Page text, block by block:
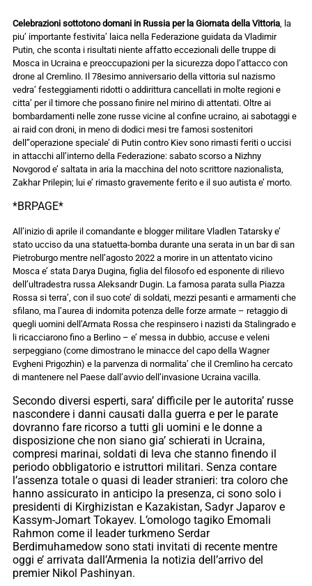
Celebrazioni sottotono domani in Russia per la Giornata della Vittoria , la
piu’ importante festivita’ laica nella Federazione guidata da Vladimir
Putin, che sconta i risultati niente affatto eccezionali delle truppe di
Mosca in Ucraina e preoccupazioni per la sicurezza dopo l’attacco con
drone al Cremlino. Il 78esimo anniversario della vittoria sul nazismo
vedra’ festeggiamenti ridotti o addirittura cancellati in molte regioni e
citta’ per il timore che possano finire nel mirino di attentati. Oltre ai
bombardamenti nelle zone russe vicine al confine ucraino, ai sabotaggi e
ai raid con droni, in meno di dodici mesi tre famosi sostenitori
dell”operazione speciale’ di Putin contro Kiev sono rimasti feriti o uccisi
in attacchi all’interno della Federazione: sabato scorso a Nizhny
Novgorod e’ saltata in aria la macchina del noto scrittore nazionalista,
Zakhar Prilepin; lui e’ rimasto gravemente ferito e il suo autista e’ morto.
*BRPAGE*
All’inizio di aprile il comandante e blogger militare Vladlen Tatarsky e’
stato ucciso da una statuetta-bomba durante una serata in un bar di san
Pietroburgo mentre nell’agosto 2022 a morire in un attentato vicino
Mosca e’ stata Darya Dugina, figlia del filosofo ed esponente di rilievo
dell’ultradestra russa Aleksandr Dugin. La famosa parata sulla Piazza
Rossa si terra’, con il suo cote’ di soldati, mezzi pesanti e armamenti che
sfilano, ma l’aurea di indomita potenza delle forze armate – retaggio di
quegli uomini dell’Armata Rossa che respinsero i nazisti da Stalingrado e
li ricacciarono fino a Berlino – e’ messa in dubbio, accuse e veleni
serpeggiano (come dimostrano le minacce del capo della Wagner
Evgheni Prigozhin) e la parvenza di normalita’ che il Cremlino ha cercato
di mantenere nel Paese dall’avvio dell’invasione Ucraina vacilla.
Secondo diversi esperti, sara’ difficile per le autorita’ russe
nascondere i danni causati dalla guerra e per le parate
dovranno fare ricorso a tutti gli uomini e le donne a
disposizione che non siano gia’ schierati in Ucraina,
compresi marinai, soldati di leva che stanno finendo il
periodo obbligatorio e istruttori militari. Senza contare
l’assenza totale o quasi di leader stranieri: tra coloro che
hanno assicurato in anticipo la presenza, ci sono solo i
presidenti di Kirghizistan e Kazakistan, Sadyr Japarov e
Kassym-Jomart Tokayev. L’omologo tagiko Emomali
Rahmon come il leader turkmeno Serdar
Berdimuhamedow sono stati invitati di recente mentre
oggi e’ arrivata dall’Armenia la notizia dell’arrivo del
premier Nikol Pashinyan.